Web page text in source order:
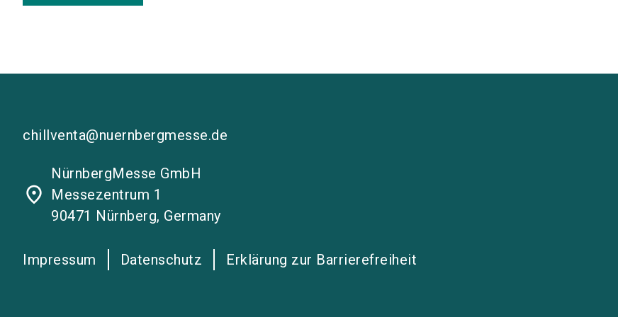
chillventa@nuernbergmesse.de
place
NürnbergMesse GmbH
Messezentrum 1
90471 Nürnberg, Germany
Impressum Datenschutz Erklärung zur Barrierefreiheit